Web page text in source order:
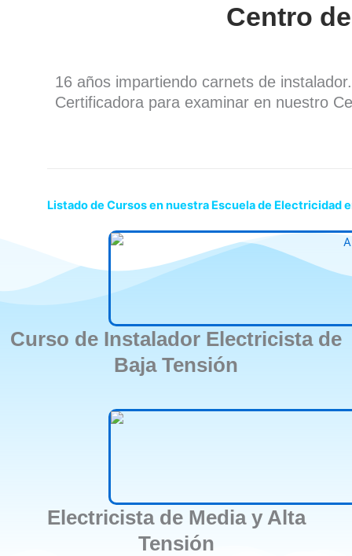
Centro
16 años impartiendo carnets de
Certificadora para examinar en nuestro
Listado de Cursos en nuestra Escuela de Electricidad
Curso de Instalador Electricista de
Baja Tensión
Electricista de Media y Alta
Tensión